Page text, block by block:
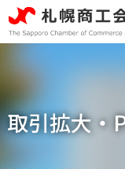
取引拡大・